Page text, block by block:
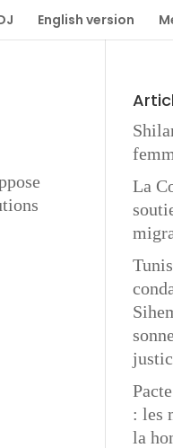
English version
La
: les
la